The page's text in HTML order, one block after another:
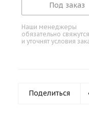
Под заказ
Наши менеджеры
обязательно
и уточнят условия
Поделиться